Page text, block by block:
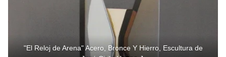
"El Reloj de Arena" Acero, Bronce Y Hierro, Escultura de